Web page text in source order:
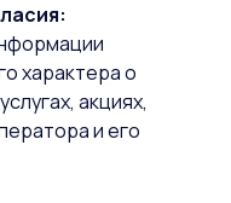
характера о
акциях,
и его